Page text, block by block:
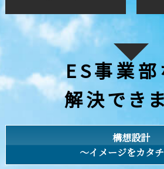
ES事業部
解決でき
構想設計
〜イメージをカタ